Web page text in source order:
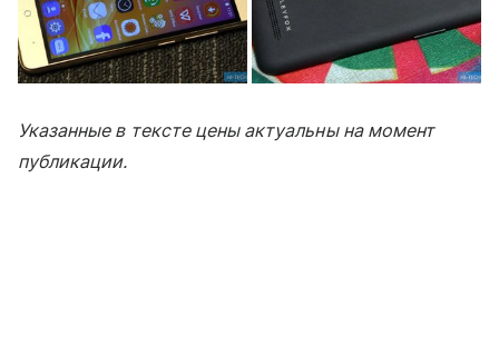
Указанные в тексте цены актуальны на момент
публикации.